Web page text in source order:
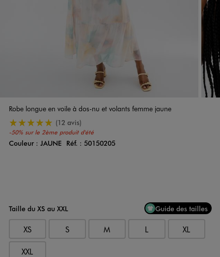
Robe longue en voile à dos-nu et volants femme jaune
-50% sur le 2ème produit d'été
5/5 de moyenne(12 avis)
Couleur
Couleur : JAUNE Réf. : 50150205
Taille du XS au XXL Guide des tailles
XS S M L XL
XXL